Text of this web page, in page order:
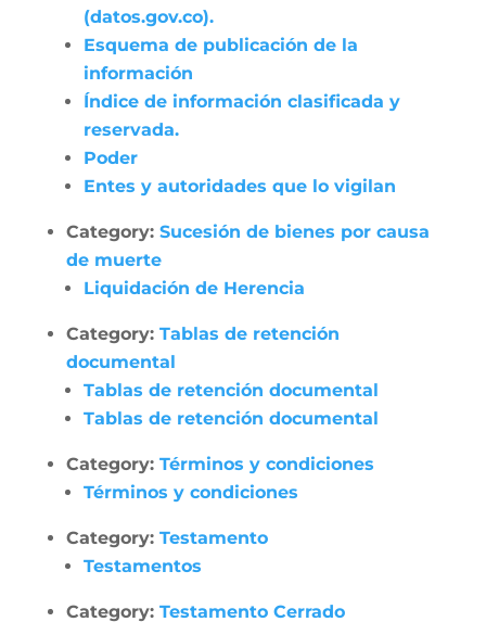
(datos.gov.co).
Esquema de publicación de la
información
Índice de información clasificada y
reservada.
Poder
Entes y autoridades que lo vigilan
Category: Sucesión de bienes por causa
de muerte
Liquidación de Herencia
Category: Tablas de retención
documental
Tablas de retención documental
Tablas de retención documental
Category: Términos y condiciones
Términos y condiciones
Category: Testamento
Testamentos
Category: Testamento Cerrado